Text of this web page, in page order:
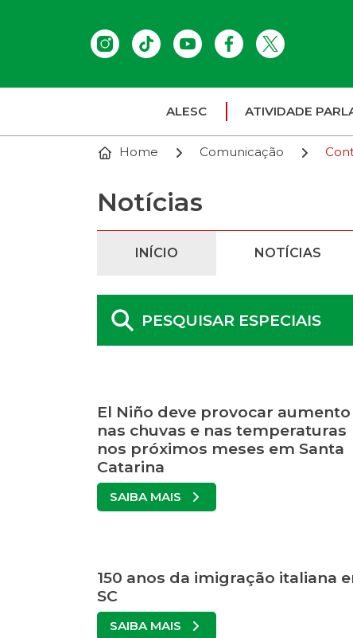
ALESC ATIVIDADE
Home Comunicação
Notícias
INÍCIO NOTÍCIAS
PESQUISAR ESPECIAIS
El Niño deve provocar aumento
nas chuvas e nas temperaturas
nos próximos meses em Santa
Catarina
SAIBA MAIS
150 anos da imigração italiana
SC
SAIBA MAIS